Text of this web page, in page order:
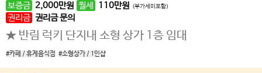
보증금 2,000만원 월세 110만원 (부가세미포함)
권리금 권리금 문의
★ 반림 럭키 단지내 소형 상가 1층 임대
#카페 / 휴게음식점 #소형상가 / 1인샵